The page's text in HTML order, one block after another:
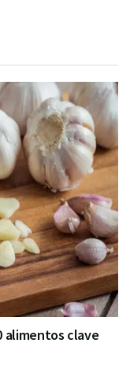
alimentos clave